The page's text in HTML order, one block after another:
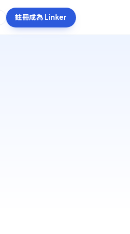
註冊成為 Linker